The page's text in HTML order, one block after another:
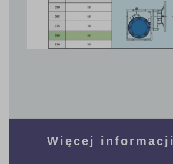
Więcej informacji